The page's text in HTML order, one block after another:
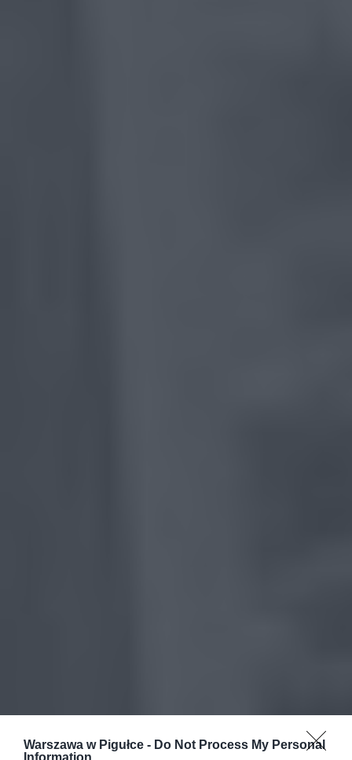
Warszawa w Pigułce - Do Not Process My Personal
Information